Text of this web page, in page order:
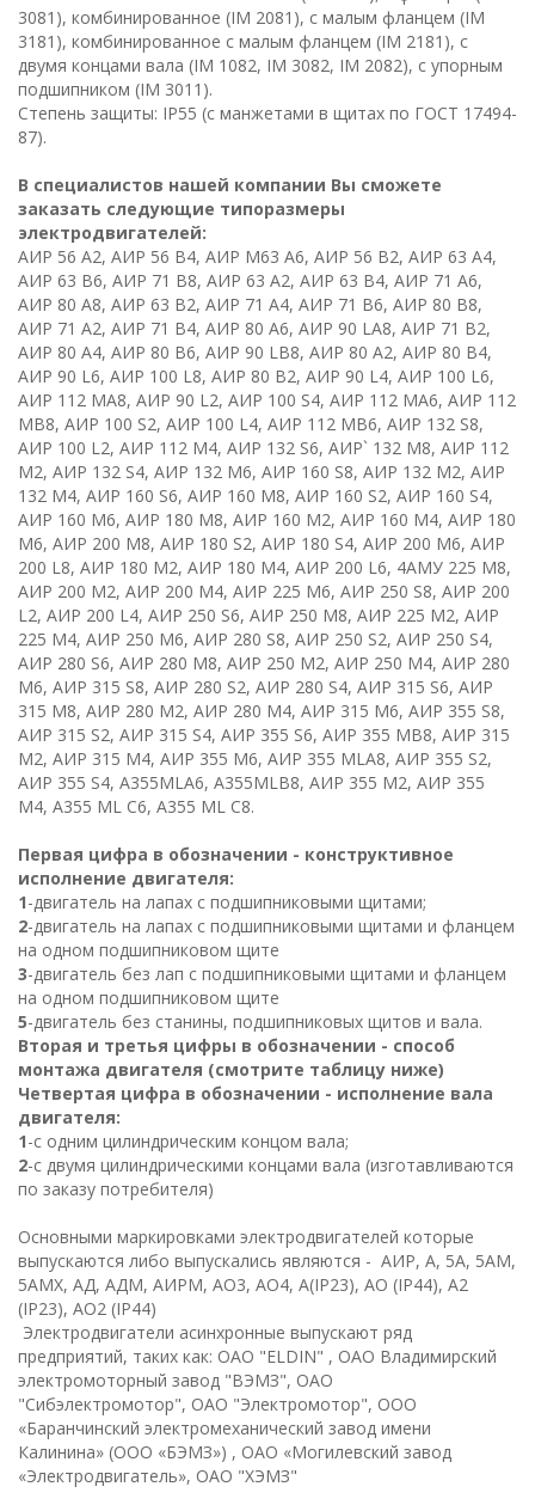
3081), комбинированное (IM 2081), с малым фланцем (IM
3181), комбинированное с малым фланцем (IM 2181), с
двумя концами вала (IM 1082, IM 3082, IM 2082), с упорным
подшипником (IM 3011).
Степень защиты: IP55 (с манжетами в щитах по ГОСТ 17494-
87).
В специалистов нашей компании Вы сможете
заказать следующие типоразмеры
электродвигателей:
АИР 56 А2, АИР 56 В4, АИР М63 А6, АИР 56 В2, АИР 63 А4,
АИР 63 В6, АИР 71 В8, АИР 63 А2, АИР 63 В4, АИР 71 А6,
АИР 80 А8, АИР 63 В2, АИР 71 А4, АИР 71 В6, АИР 80 В8,
АИР 71 А2, АИР 71 В4, АИР 80 А6, АИР 90 LА8, АИР 71 В2,
АИР 80 A4, АИР 80 В6, АИР 90 LВ8, АИР 80 А2, АИР 80 B4,
АИР 90 L6, АИР 100 L8, АИР 80 В2, АИР 90 L4, АИР 100 L6,
АИР 112 МА8, АИР 90 L2, АИР 100 S4, АИР 112 МA6, АИР 112
МВ8, АИР 100 S2, АИР 100 L4, АИР 112 МB6, АИР 132 S8,
АИР 100 L2, АИР 112 М4, АИР 132 S6, АИР` 132 М8, АИР 112
М2, АИР 132 S4, АИР 132 М6, АИР 160 S8, АИР 132 М2, АИР
132 М4, АИР 160 S6, АИР 160 М8, АИР 160 S2, АИР 160 S4,
АИР 160 М6, АИР 180 М8, АИР 160 М2, АИР 160 М4, АИР 180
М6, АИР 200 M8, АИР 180 S2, АИР 180 S4, АИР 200 M6, АИР
200 L8, АИР 180 М2, АИР 180 М4, АИР 200 L6, 4АМУ 225 М8,
АИР 200 M2, АИР 200 M4, АИР 225 М6, АИР 250 S8, АИР 200
L2, АИР 200 L4, АИР 250 S6, АИР 250 М8, АИР 225 М2, АИР
225 М4, АИР 250 М6, АИР 280 S8, АИР 250 S2, АИР 250 S4,
АИР 280 S6, АИР 280 М8, АИР 250 М2, АИР 250 М4, АИР 280
М6, АИР 315 S8, АИР 280 S2, АИР 280 S4, АИР 315 S6, АИР
315 М8, АИР 280 М2, АИР 280 М4, АИР 315 М6, АИР 355 S8,
АИР 315 S2, АИР 315 S4, АИР 355 S6, АИР 355 МB8, АИР 315
М2, АИР 315 М4, АИР 355 М6, АИР 355 MLA8, АИР 355 S2,
АИР 355 S4, А355МLA6, А355МLB8, АИР 355 М2, АИР 355
М4, А355 МL C6, А355 МL C8.
Первая цифра в обозначении - конструктивное
исполнение двигателя:
1-двигатель на лапах с подшипниковыми щитами;
2-двигатель на лапах с подшипниковыми щитами и фланцем
на одном подшипниковом щите
3-двигатель без лап с подшипниковыми щитами и фланцем
на одном подшипниковом щите
5-двигатель без станины, подшипниковых щитов и вала.
Вторая и третья цифры в обозначении - способ
монтажа двигателя (смотрите таблицу ниже)
Четвертая цифра в обозначении - исполнение вала
двигателя:
1-с одним цилиндрическим концом вала;
2-с двумя цилиндрическими концами вала (изготавливаются
по заказу потребителя)
Основными маркировками электродвигателей которые
выпускаются либо выпускались являются - AИР, А, 5A, 5АМ,
5AМХ, AД, AДМ, AИРМ, AО3, AО4, A(IP23), AО (IP44), A2
(IP23), АО2 (IP44)
Электродвигатели асинхронные выпускают ряд
предприятий, таких как: ОАО "ELDIN" , ОАО Владимирский
электромоторный завод "ВЭМЗ", ОАО
"Сибэлектромотор", ОАО "Электромотор", ООО
«Баранчинский электромеханический завод имени
Калинина» (ООО «БЭМЗ») , ОАО «Могилевский завод
«Электродвигатель», ОАО "ХЭМЗ"